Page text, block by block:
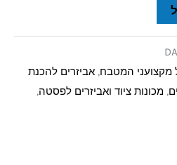
מקצועני המטבח, אביזרים להכנת
, מכונות ציוד ואביזרים לפסטה,